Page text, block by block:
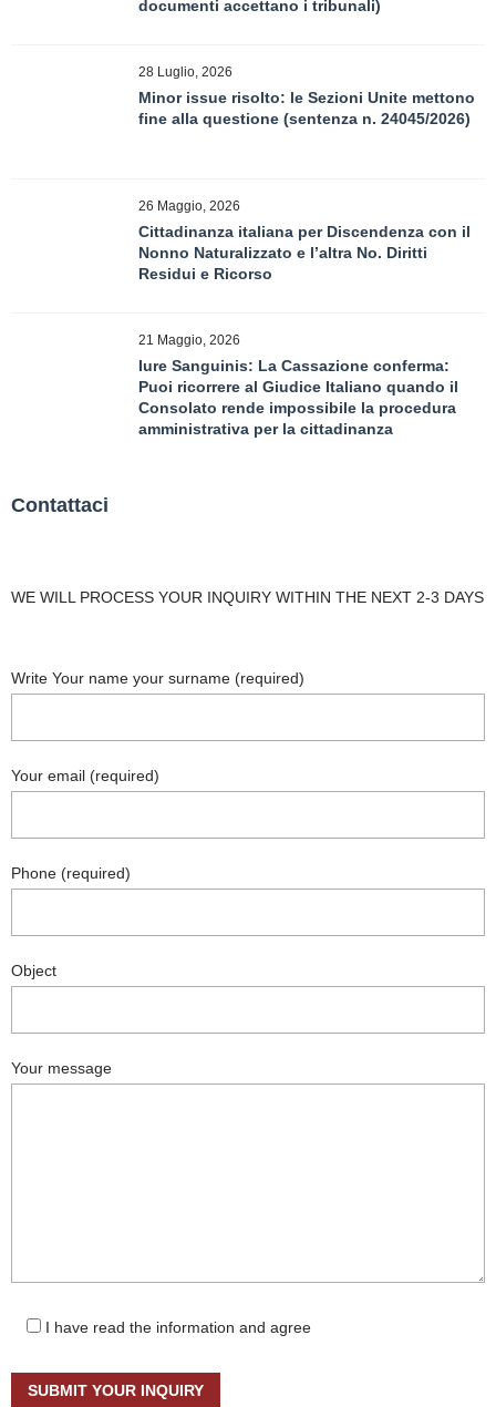
documenti accettano i tribunali)
28 Luglio, 2026
Minor issue risolto: le Sezioni Unite mettono
fine alla questione (sentenza n. 24045/2026)
26 Maggio, 2026
Cittadinanza italiana per Discendenza con il
Nonno Naturalizzato e l’altra No. Diritti
Residui e Ricorso
21 Maggio, 2026
Iure Sanguinis: La Cassazione conferma:
Puoi ricorrere al Giudice Italiano quando il
Consolato rende impossibile la procedura
amministrativa per la cittadinanza
Contattaci
WE WILL PROCESS YOUR INQUIRY WITHIN THE NEXT 2-3 DAYS
Write Your name your surname (required)
Your email (required)
Phone (required)
Object
Your message
I have read the information and agree